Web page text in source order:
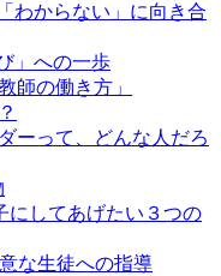
わからない」に向き合
」への一歩
師の働き方」
ーって、どんな人だろ
にしてあげたい３つの
な生徒への指導